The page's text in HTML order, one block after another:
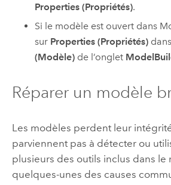
Properties (Propriétés).
Si le modèle est ouvert dans
sur Properties (Propriétés)
(Modèle) de l’onglet
Réparer un modèle
Les modèles perdent leur intégrité
parviennent pas à détecter ou
plusieurs des outils inclus dans le
quelques-unes des causes